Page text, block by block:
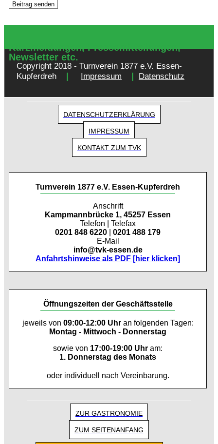
Kurzmeldungen, Pressemitteilungen,
Newsletter etc.
Copyright 2018 - Turnverein 1877 e.V. Essen-
Kupferdreh
| Impressum | Datenschutz
DATENSCHUTZERKLÄRUNG
IMPRESSUM
KONTAKT ZUM TVK
Turnverein 1877 e.V. Essen-Kupferdreh
Anschrift
Kampmannbrücke 1, 45257 Essen
Telefon | Telefax
0201 848 6220
0201 488 179
E-Mail
info@tvk-essen.de
Anfahrtshinweise als PDF [hier klicken]
Öffnungszeiten der Geschäftsstelle
jeweils von 09:00-12:00 Uhran folgenden Tagen:
Montag - Mittwoch - Donnerstag
sowie von 17:00-19:00 Uhr am:
1. Donnerstag des Monats
oder individuell nach Vereinbarung.
ZUR GASTRONOMIE
ZUM SEITENANFANG